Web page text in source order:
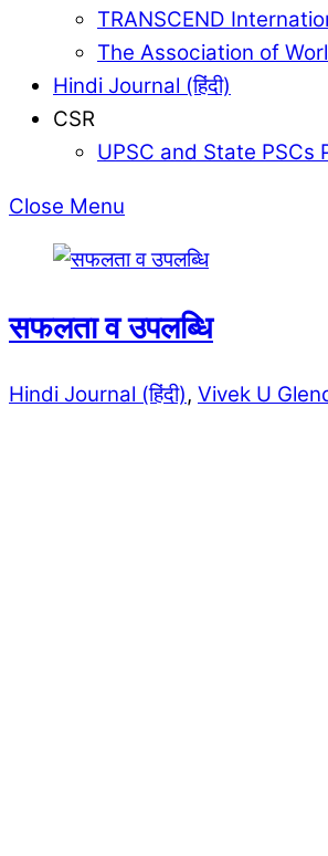
TRANSCEND
The Association of
Hindi Journal (हिंदी)
CSR
UPSC and State PSCs
Close Menu
सफलता व उपलब्धि
Hindi Journal (हिंदी), Vivek U